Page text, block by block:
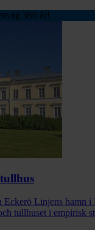
360 år!
Eckerö Linjens hamn
tullhuset i empirisk